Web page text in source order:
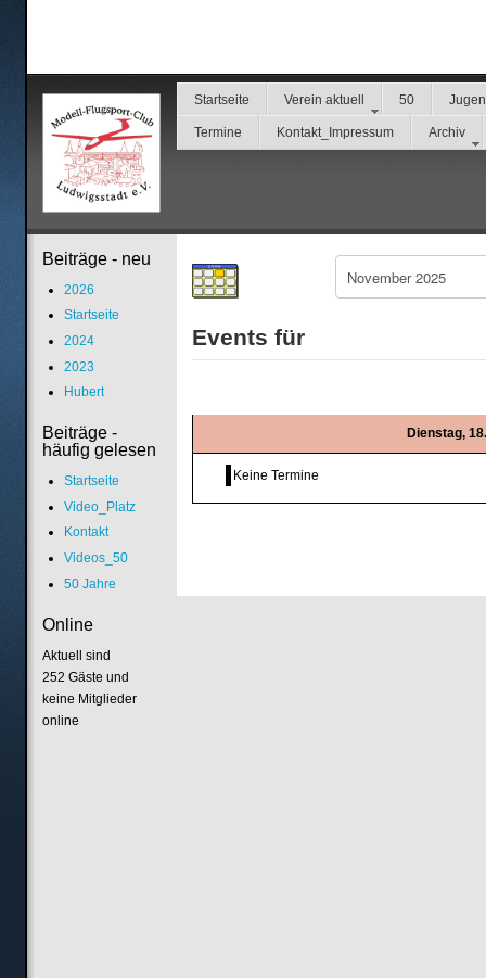
Startseite Verein aktuell 50
Termine Kontakt_Impressum Archiv
Events für
Dienstag,
Keine Termine
Beiträge - neu
2026
Startseite
2024
2023
Hubert
Beiträge -
häufig gelesen
Startseite
Video_Platz
Kontakt
Videos_50
50 Jahre
Online
Aktuell sind
252 Gäste und
keine Mitglieder
online